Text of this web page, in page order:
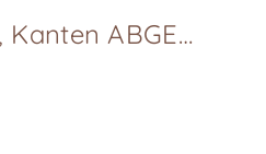
Eichenstaken, Kanten ABGESCHRÄGT